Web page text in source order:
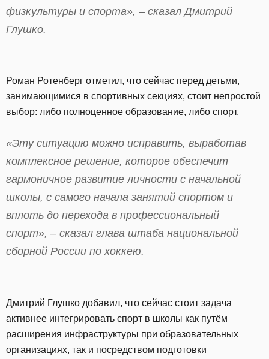
физкультуры и спорта», – сказал Дмитрий
Глушко.
Роман Ротенберг отметил, что сейчас перед детьми,
занимающимися в спортивных секциях, стоит непростой
выбор: либо полноценное образование, либо спорт.
«Эту ситуацию можно исправить, выработав
комплексное решение, которое обеспечит
гармоничное развитие личности с начальной
школы, с самого начала занятий спортом и
вплоть до перехода в профессиональный
спорт», – сказал глава штаба национальной
сборной России по хоккею.
Дмитрий Глушко добавил, что сейчас стоит задача
активнее интегрировать спорт в школы как путём
расширения инфраструктуры при образовательных
организациях, так и посредством подготовки